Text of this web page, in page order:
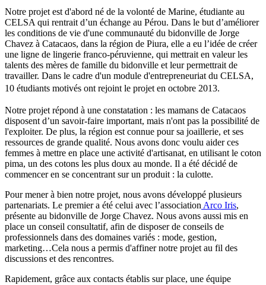
Notre projet est d'abord né de la volonté de Marine, étudiante au
CELSA qui rentrait d’un échange au Pérou. Dans le but d’améliorer
les conditions de vie d'une communauté du bidonville de Jorge
Chavez à Catacaos, dans la région de Piura, elle a eu l’idée de créer
une ligne de lingerie franco-péruvienne, qui mettrait en valeur les
talents des mères de famille du bidonville et leur permettrait de
travailler. Dans le cadre d'un module d'entrepreneuriat du CELSA,
10 étudiants motivés ont rejoint le projet en octobre 2013.
Notre projet répond à une constatation : les mamans de Catacaos
disposent d’un savoir-faire important, mais n'ont pas la possibilité de
l'exploiter. De plus, la région est connue pour sa joaillerie, et ses
ressources de grande qualité. Nous avons donc voulu aider ces
femmes à mettre en place une activité d'artisanat, en utilisant le coton
pima, un des cotons les plus doux au monde. Il a été décidé de
commencer en se concentrant sur un produit : la culotte.
Pour mener à bien notre projet, nous avons développé plusieurs
partenariats. Le premier a été celui avec l’associationArco Iris,
présente au bidonville de Jorge Chavez. Nous avons aussi mis en
place un conseil consultatif, afin de disposer de conseils de
professionnels dans des domaines variés : mode, gestion,
marketing…Cela nous a permis d'affiner notre projet au fil des
discussions et des rencontres.
Rapidement, grâce aux contacts établis sur place, une équipe